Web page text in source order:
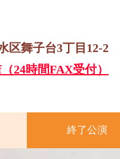
区舞子台3丁目12-2
24時間FAX受付）
終了公演